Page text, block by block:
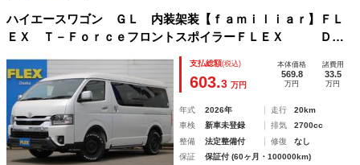
ハイエースワゴン ＧＬ 内装架装【ｆａｍｉｌｉａｒ】ＦＬ
ＥＸ Ｔ－ＦｏｒｃｅフロントスポイラーＦＬＥＸ Ｄｅ
ｌｆｉｎｏオーバーフェンダーＮＥＸＵＳ ＣＲＥＳＴ １
６インチＧＲＡＮＴＲＥＫ １６インチタイヤ ＥＴＣ２．０
支払総額(税込)
603.3 万円
本体価格
569.8
万円
諸費用
33.5
万円
年式 2026年 走行
20km
車検
新車未登録 排気
2700cc
整備
法定整備付 修復
なし
保証
保証付 (60ヶ月・100000km)